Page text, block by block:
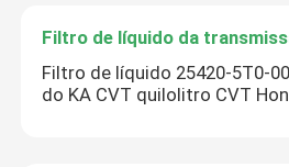
Filtro de líquido da
Filtro de líquido 25420-5T0-
do KA CVT quilolitro CVT